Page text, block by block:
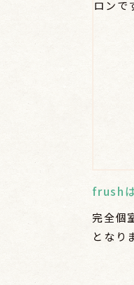
完全個
となり